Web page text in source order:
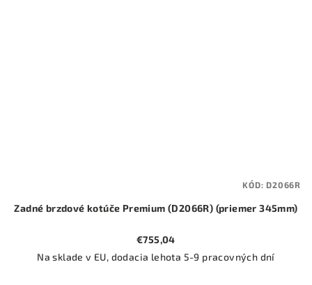
Zadné brzdové kotúče Premium (D2066R) (priemer 345mm)
€755,04
Na sklade v EU, dodacia lehota 5-9 pracovných dní
KÓD:D2066R